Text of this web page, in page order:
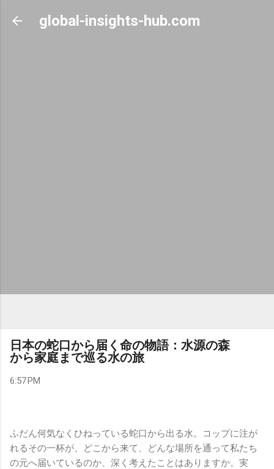
Skip to main content
global-insights-hub.com
日本の蛇口から届く命の物語：水源の森
から家庭まで巡る水の旅
6:57 PM
ふだん何気なくひねっている蛇口から出る水。コップに注が
れるその一杯が、どこから来て、どんな場所を通って私たち
の元へ届いているのか、深く考えたことはありますか。実